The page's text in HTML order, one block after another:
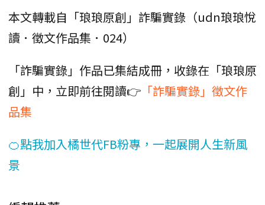
本文轉載自「琅琅原創」詐騙實錄（udn琅琅悅
讀．徵文作品集．024）
「詐騙實錄」作品已集結成冊，收錄在「琅琅原
創」中，立即前往閱讀👉 「詐騙實錄」徵文作
品集
🍊點我加入橘世代FB粉專，一起展開人生新風
景